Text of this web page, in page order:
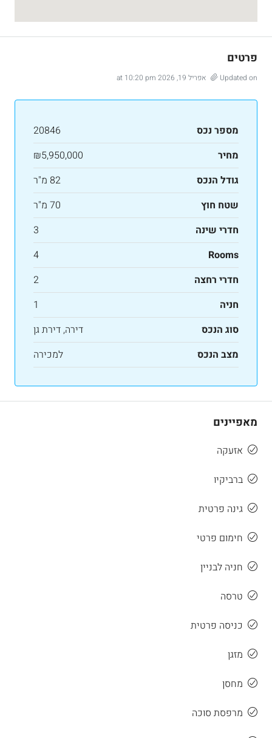
פרטים
Updated on אפריל 19, 2026 at 10:20 pm
מספר נכס
20846
מחיר
₪5,950,000
גודל הנכס
82 מ"ר
שטח חוץ
70 מ"ר
חדרי שינה
3
Rooms
4
חדרי רחצה
2
חניה
1
סוג הנכס
דירה, דירת גן
מצב הנכס
למכירה
מאפיינים
אזעקה
ברביקיו
גינה פרטית
חימום פרטי
חניה לבניין
טרסה
כניסה פרטית
מזגן
מחסן
מרפסת סוכה